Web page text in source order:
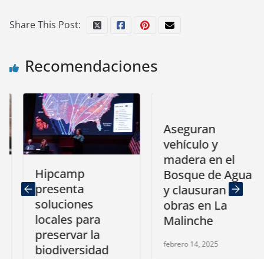
Share This Post:
Recomendaciones
Hipcamp
presenta
soluciones
locales para
preservar la
biodiversidad
Aseguran
vehículo y
madera en el
Bosque de Agua
y clausuran
obras en La
Malinche
febrero 14, 2025